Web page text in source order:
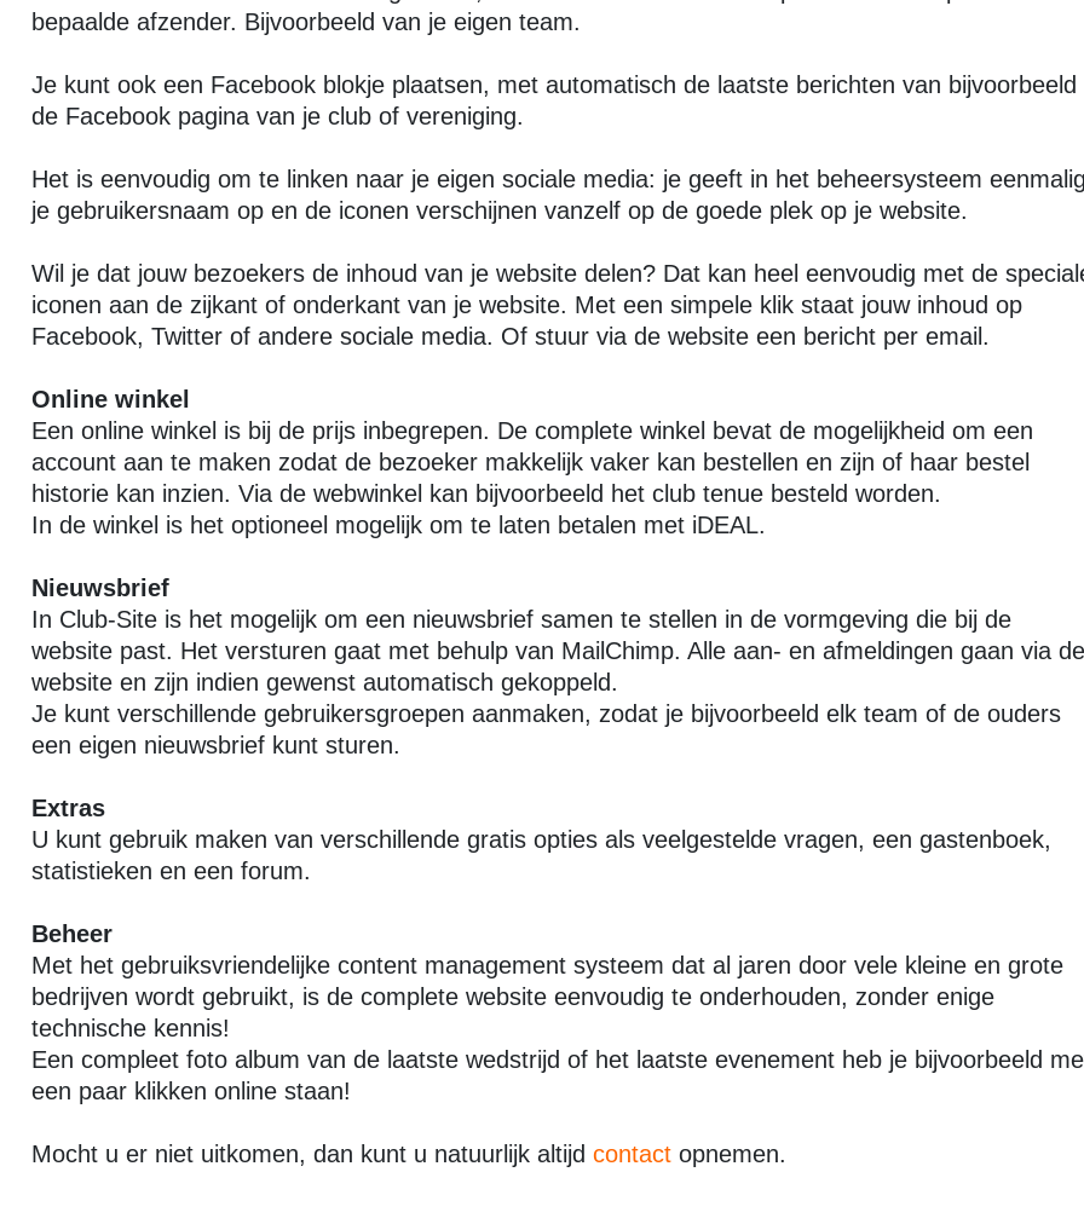
bepaalde afzender. Bijvoorbeeld van je eigen team.
Je kunt ook een Facebook blokje plaatsen, met automatisch de laatste berichten van bijvoorbeeld
de Facebook pagina van je club of vereniging.
Het is eenvoudig om te linken naar je eigen sociale media: je geeft in het beheersysteem eenmalig
je gebruikersnaam op en de iconen verschijnen vanzelf op de goede plek op je website.
Wil je dat jouw bezoekers de inhoud van je website delen? Dat kan heel eenvoudig met de
iconen aan de zijkant of onderkant van je website. Met een simpele klik staat jouw inhoud op
Facebook, Twitter of andere sociale media. Of stuur via de website een bericht per email.
Online winkel
Een online winkel is bij de prijs inbegrepen. De complete winkel bevat de mogelijkheid om een
account aan te maken zodat de bezoeker makkelijk vaker kan bestellen en zijn of haar bestel
historie kan inzien. Via de webwinkel kan bijvoorbeeld het club tenue besteld worden.
In de winkel is het optioneel mogelijk om te laten betalen met iDEAL.
Nieuwsbrief
In Club-Site is het mogelijk om een nieuwsbrief samen te stellen in de vormgeving die bij de
website past. Het versturen gaat met behulp van MailChimp. Alle aan- en afmeldingen gaan via de
website en zijn indien gewenst automatisch gekoppeld.
Je kunt verschillende gebruikersgroepen aanmaken, zodat je bijvoorbeeld elk team of de ouders
een eigen nieuwsbrief kunt sturen.
Extras
U kunt gebruik maken van verschillende gratis opties als veelgestelde vragen, een gastenboek,
statistieken en een forum.
Beheer
Met het gebruiksvriendelijke content management systeem dat al jaren door vele kleine en grote
bedrijven wordt gebruikt, is de complete website eenvoudig te onderhouden, zonder enige
technische kennis!
Een compleet foto album van de laatste wedstrijd of het laatste evenement heb je bijvoorbeeld
een paar klikken online staan!
Mocht u er niet uitkomen, dan kunt u natuurlijk altijd contact opnemen.